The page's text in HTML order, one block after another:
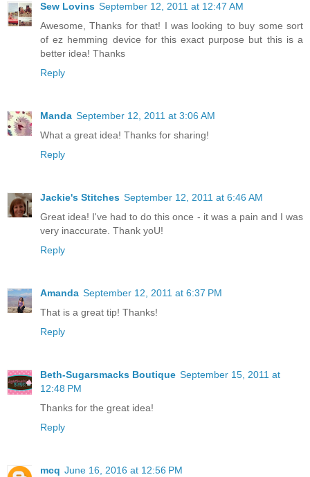
Sew Lovins September 12, 2011 at 12:47 AM
Awesome, Thanks for that! I was looking to buy some sort
of ez hemming device for this exact purpose but this is a
better idea! Thanks
Reply
Manda September 12, 2011 at 3:06 AM
What a great idea! Thanks for sharing!
Reply
Jackie's Stitches September 12, 2011 at 6:46 AM
Great idea! I've had to do this once - it was a pain and I was
very inaccurate. Thank yoU!
Reply
Amanda September 12, 2011 at 6:37 PM
That is a great tip! Thanks!
Reply
Beth-Sugarsmacks Boutique September 15, 2011 at
12:48 PM
Thanks for the great idea!
Reply
mcq June 16, 2016 at 12:56 PM